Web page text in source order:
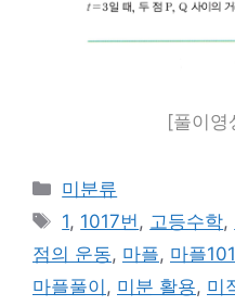
[풀이영
카
테
고
리
미분류
태
그
1, 1017번 , 고등수학,
점의 운동, 마플, 마플
마플풀이 , 미분 활용, 미